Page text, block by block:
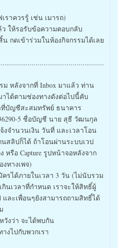
าควรรู้ เช่น เมารถ)
ให้รอรับข้อความตอบกลับ
กดเข้าร่วมในห้องกิจกรรมได้เลย
ม หลังจากที่ Inbox มาแล้ว ท่าน
ได้ตามช่องทางดังต่อไปนี้คับ
ที่บัญชีสะสมทรัพย์ ธนาคาร
5 ชื่อบัญชี นาย สุธี วัฒนกุล
งจำนวนเงิน วันที่ และเวลาโอน
สลิปก็ได้ ถ้าโอนผ่านระบบเวป
หรือ Capture รูปหน้าจอหลังจาก
ทางเพจ)
รได้ภายในเวลา 3 วัน (ไม่นับรวม
นเวลาที่กำหนด เราจะให้สิทธิ์ผู้
ละเพื่อนๆยังสามารถถามสิทธิ์ได้
งว่า จะได้พบกัน
งไปกับพวกเรา